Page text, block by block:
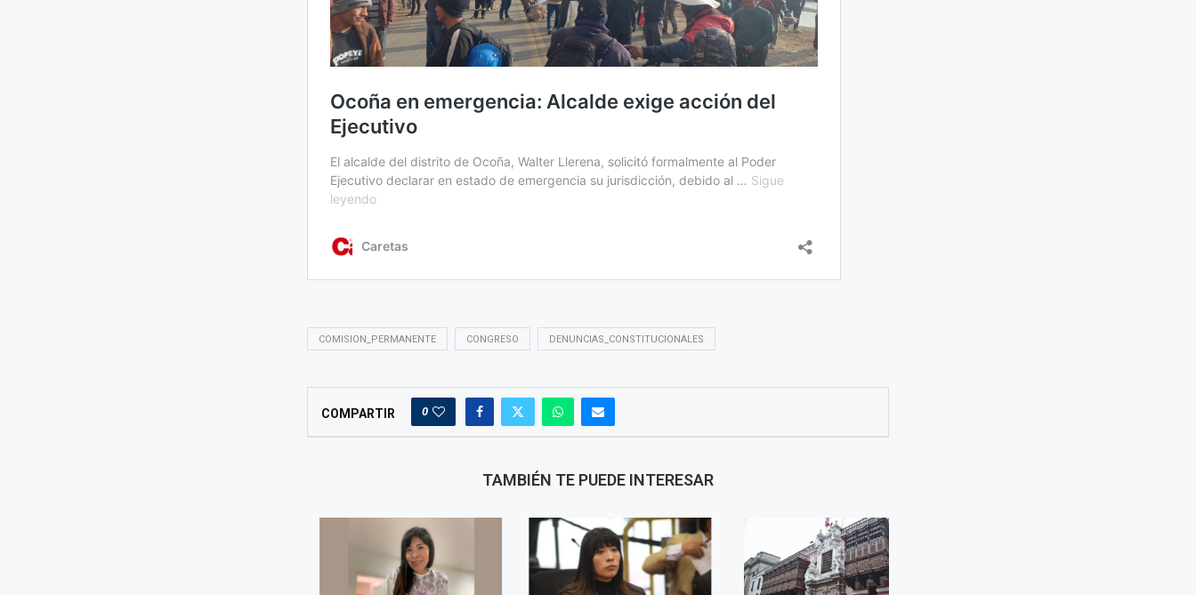
COMISION_PERMANENTE CONGRESO DENUNCIAS_CONSTITUCIONALES
COMPARTIR 0
TAMBIÉN TE PUEDE INTERESAR